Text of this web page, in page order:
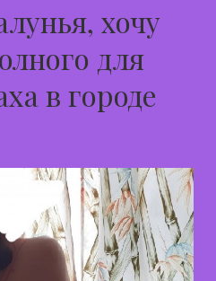
хочу
для
в городе